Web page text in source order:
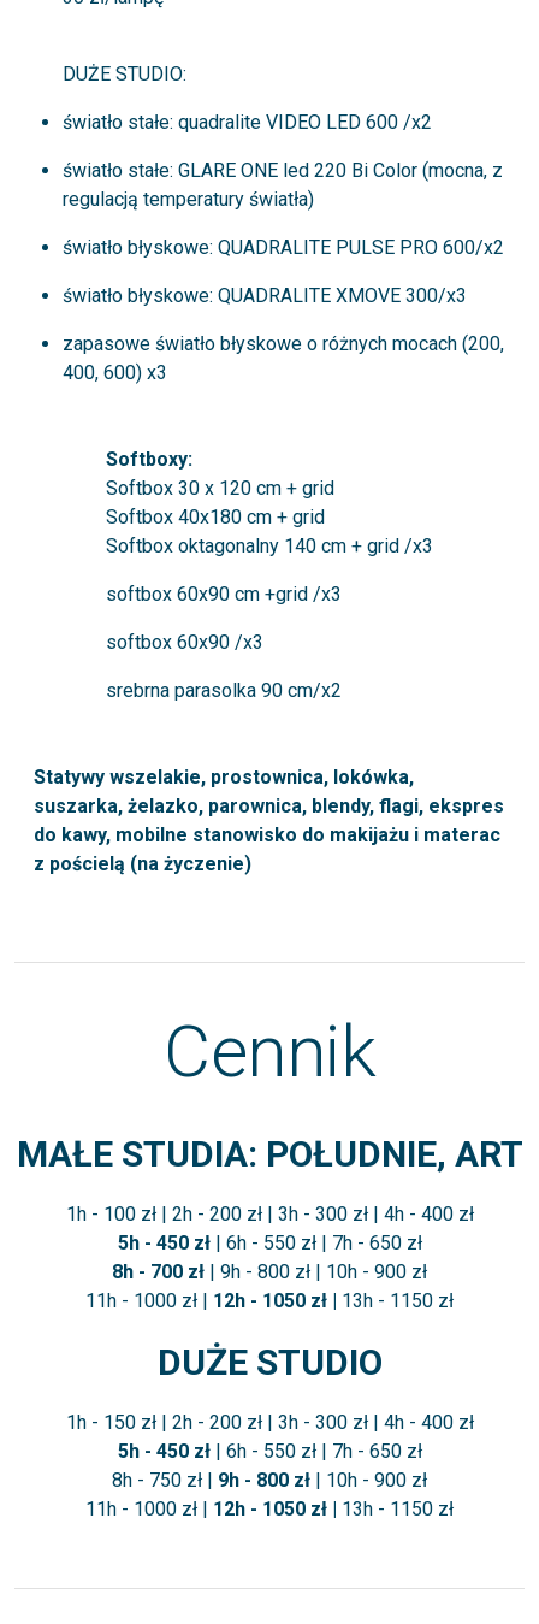
DUŻE STUDIO:
światło stałe: quadralite VIDEO LED 600 /x2
światło stałe: GLARE ONE led 220 Bi Color (mocna, z
regulacją temperatury światła)
światło błyskowe: QUADRALITE PULSE PRO 600/x2
światło błyskowe: QUADRALITE XMOVE 300/x3
zapasowe światło błyskowe o różnych mocach (200,
400, 600) x3
Softboxy:
Softbox 30 x 120 cm + grid
Softbox 40x180 cm + grid
Softbox oktagonalny 140 cm + grid /x3
softbox 60x90 cm +grid /x3
softbox 60x90 /x3
srebrna parasolka 90 cm/x2
Statywy wszelakie, prostownica, lokówka,
suszarka, żelazko, parownica, blendy, flagi, ekspres
do kawy, mobilne stanowisko do makijażu i materac
z pościelą (na życzenie)
Cennik
MAŁE STUDIA: POŁUDNIE, ART
1h - 100 zł | 2h - 200 zł | 3h - 300 zł | 4h - 400 zł
5h - 450 zł| 6h - 550 zł | 7h - 650 zł
8h - 700 zł | 9h - 800 zł | 10h - 900 zł
11h - 1000 zł | 12h - 1050 zł | 13h - 1150 zł
DUŻE STUDIO
1h - 150 zł | 2h - 200 zł | 3h - 300 zł | 4h - 400 zł
5h - 450 zł| 6h - 550 zł | 7h - 650 zł
8h - 750 zł | 9h - 800 zł | 10h - 900 zł
11h - 1000 zł | 12h - 1050 zł | 13h - 1150 zł